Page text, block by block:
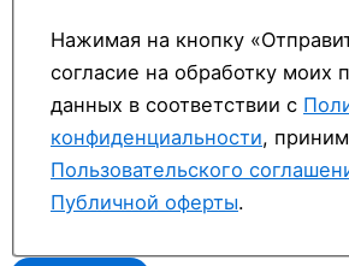
Нажимая на кнопку
согласие на обработку моих
данных в соответствии с
конфиденциальности,
Пользовательского
Публичной оферты.